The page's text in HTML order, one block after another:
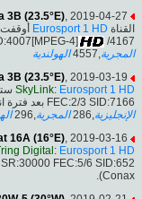
3B (23.5°E), 2019-04-27
القناة Eurosport 1 HD
4]
/4167
المجرية,4557
الهولندية
3B (23.5°E), 2019-03-19
SkyLink: Eurosport 1 HD
FEC:2/3 SID:7166 بعد فترة انقطاع ( PID:566[MPEG-4]/166
الإنجليزية,286 المجرية,296
16A (16°E), 2019-03-16
Digital : Eurosport 1 HD
SR:30000 FEC:5/6 SID:652 بعد فترة انقطاع ( PID:1601[MPEG-4]/1603
Conax).